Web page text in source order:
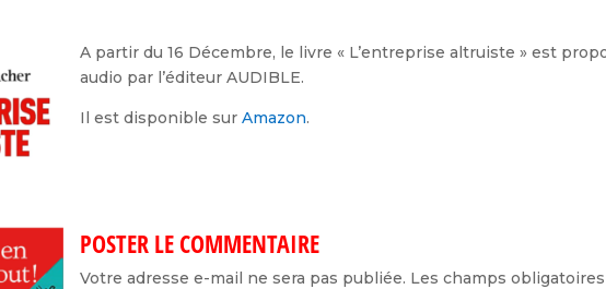
A partir du 16 Décembre, le livre « L’entreprise altruiste » est
audio par l’éditeur AUDIBLE.
Il est disponible surAmazon.
POSTER LE COMMENTAIRE
Votre adresse e-mail ne sera pas publiée. Les champs